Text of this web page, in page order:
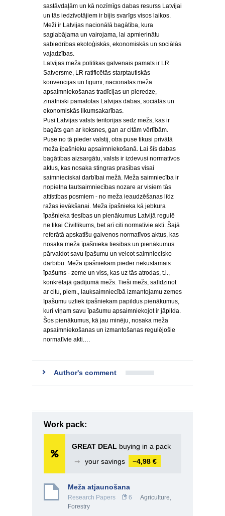
sastāvdaļām un kā nozīmīgs dabas resurss Latvijai
un tās iedzīvotājiem ir bijis svarīgs visos laikos.
Meži ir Latvijas nacionālā bagātība, kura
saglabājama un vairojama, lai apmierinātu
sabiedrības ekoloģiskās, ekonomiskās un sociālās
vajadzības.
Latvijas meža politikas galvenais pamats ir LR
Satversme, LR ratificētās starptautiskās
konvencijas un līgumi, nacionālās meža
apsaimniekošanas tradīcijas un pieredze,
zinātniski pamatotas Latvijas dabas, sociālās un
ekonomiskās likumsakarības.
Pusi Latvijas valsts teritorijas sedz mežs, kas ir
bagāts gan ar koksnes, gan ar citām vērtībām.
Puse no tā pieder valstij, otra puse tikusi privātā
meža īpašnieku apsaimniekošanā. Lai šīs dabas
bagātības aizsargātu, valsts ir izdevusi normatīvos
aktus, kas nosaka stingras prasības visai
saimnieciskai darbībai mežā. Meža saimniecība ir
nopietna tautsaimniecības nozare ar visiem tās
attīstības posmiem - no meža ieaudzēšanas līdz
ražas ievākšanai. Meža īpašnieka kā jebkura
īpašnieka tiesības un pienākumus Latvijā regulē
ne tikai Civillikums, bet arī citi normatīvie akti. Šajā
referātā apskatīšu galvenos normatīvos aktus, kas
nosaka meža īpašnieka tiesības un pienākumus
pārvaldot savu īpašumu un veicot saimniecisko
darbību. Meža īpašniekam pieder nekustamais
īpašums - zeme un viss, kas uz tās atrodas, t.i.,
konkrētajā gadījumā mežs. Tieši mežs, salīdzinot
ar citu, piem., lauksaimniecībā izmantojamu zemes
īpašumu uzliek īpašniekam papildus pienākumus,
kuri viņam savu īpašumu apsaimniekojot ir jāpilda.
Šos pienākumus, kā jau minēju, nosaka meža
apsaimniekošanas un izmantošanas regulējošie
normatīvie akti.…
Author's comment
Work pack:
GREAT DEAL buying in a pack
➞
your savings −4,98 €
Meža atjaunošana
Research Papers 6
Agriculture,
Forestry